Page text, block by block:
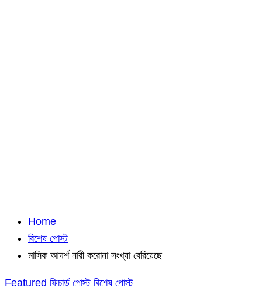
Home
বিশেষ পোস্ট
মাসিক আদর্শ নারী করোনা সংখ্যা বেরিয়েছে
Featured ফিচার্ড পোস্ট বিশেষ পোস্ট